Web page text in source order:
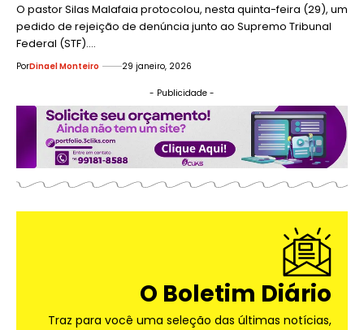
O pastor Silas Malafaia protocolou, nesta quinta-feira (29), um
pedido de rejeição de denúncia junto ao Supremo Tribunal
Federal (STF).…
PorDinael Monteiro 29 janeiro, 2026
- Publicidade -
O Boletim Diário
Traz para você uma seleção das últimas notícias,